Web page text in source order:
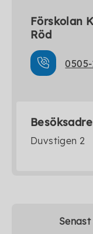
Förskolan
Röd
0505-
Duvstigen 2